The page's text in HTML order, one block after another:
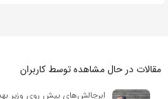
مقالات در حال مشاهده توسط کاربران
ابرچالش‌های پیش روی وزیر